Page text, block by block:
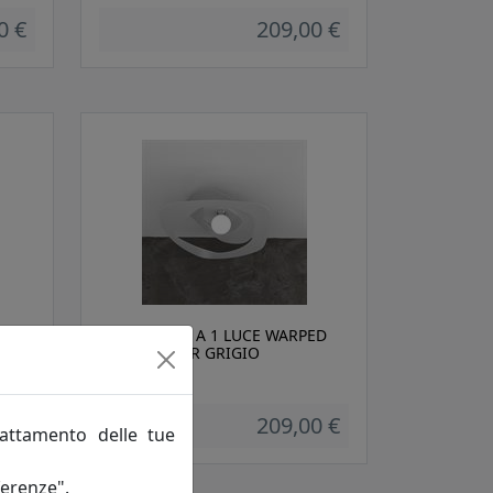
€ 209,00 €
€
PLAFONIERA A 1 LUCE WARPED
1157/PL65-GR GRIGIO
209,00 €
delle tue